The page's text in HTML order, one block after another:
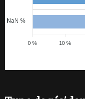
NaN %
10 %
0 %